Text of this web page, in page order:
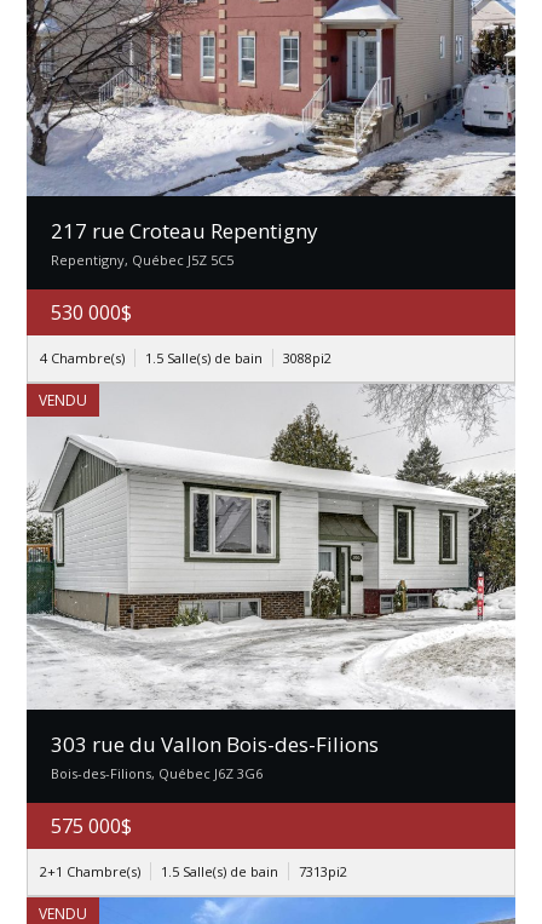
217 rue Croteau Repentigny
Repentigny, Québec J5Z 5C5
530 000$
4 Chambre(s) 1.5 Salle(s) de bain 3088pi2
VENDU
303 rue du Vallon Bois-des-Filions
Bois-des-Filions, Québec J6Z 3G6
575 000$
2+1 Chambre(s) 1.5 Salle(s) de bain 7313pi2
VENDU